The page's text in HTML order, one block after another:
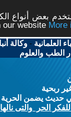
بعض أنواع
our website
العلمانية -وكالة
الطب والعلوم
ربحية
يضمن الحرية
الحر والتى